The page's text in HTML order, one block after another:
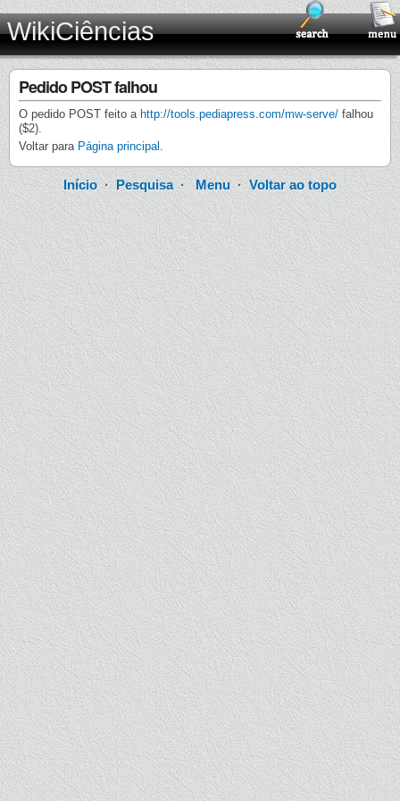
WikiCiências
Pedido POST falhou
O pedido POST feito a http://tools.pediapress.com/mw-serve/ falhou
($2).
Voltar para Página principal .
Início·Pesquisa· Menu· Voltar ao topo